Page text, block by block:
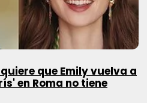
que Emily vuelva a
en Roma no tiene